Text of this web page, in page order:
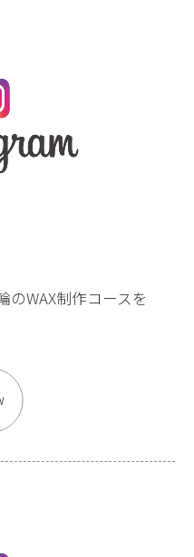
WAX制作コースを